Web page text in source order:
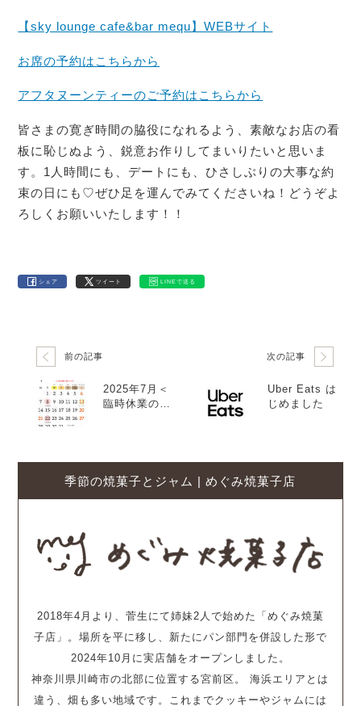
【sky lounge cafe&bar mequ】WEBサイト
お席の予約はこちらから
アフタヌーンティーのご予約はこちらから
皆さまの寛ぎ時間の脇役になれるよう、素敵なお店の看
板に恥じぬよう、鋭意お作りしてまいりたいと思いま
す。1人時間にも、デートにも、ひさしぶりの大事な約
束の日にも♡ぜひ足を運んでみてくださいね！どうぞよ
ろしくお願いいたします！！
シェア ツイート LINEで送る
前の記事
2025年7月＜
臨時休業のお
次の記事
Uber Eats は
じめました
季節の焼菓子とジャム | めぐみ焼菓子店
2018年4月より、菅生にて姉妹2人で始めた「めぐみ焼菓
子店」。場所を平に移し、新たにパン部門を併設した形で
2024年10月に実店舗をオープンしました。
神奈川県川崎市の北部に位置する宮前区。 海浜エリアとは
違う、畑も多い地域です。これまでクッキーやジャムには